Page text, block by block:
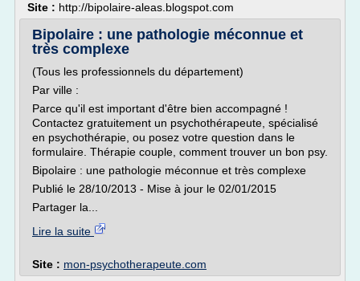
Site : http://bipolaire-aleas.blogspot.com
Bipolaire : une pathologie méconnue et
très complexe
(Tous les professionnels du département)
Par ville :
Parce qu'il est important d'être bien accompagné !
Contactez gratuitement un psychothérapeute, spécialisé
en psychothérapie, ou posez votre question dans le
formulaire. Thérapie couple, comment trouver un bon psy.
Bipolaire : une pathologie méconnue et très complexe
Publié le 28/10/2013 - Mise à jour le 02/01/2015
Partager la...
Lire la suite
Site : mon-psychotherapeute.com